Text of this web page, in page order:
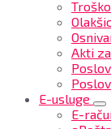
Akti
E-usluge
E-